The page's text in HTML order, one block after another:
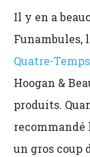
Il y en a
Funambules,
Quatre-Temps
Hoogan &
produits.
recommandé
un gros coup